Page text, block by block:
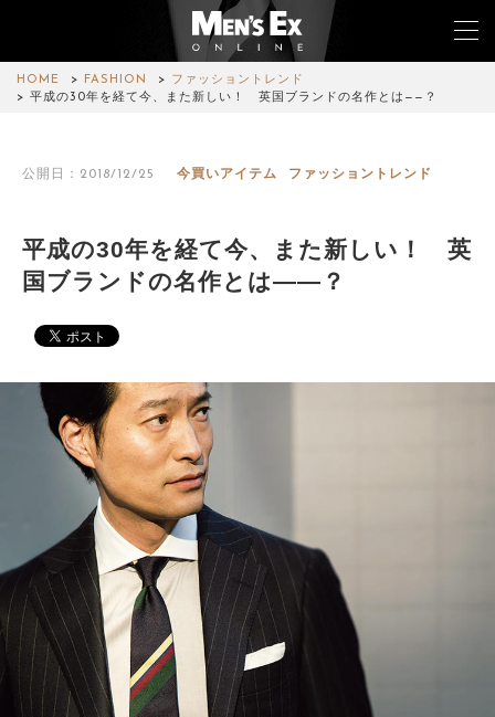
HOME FASHION
ファッショントレンド
平成の30年を経て今、また新しい！ 英国ブランドの名作とは——？
公開日：2018/12/25 今買いアイテム ファッショントレンド
平成の30年を経て今、また新しい！ 英
国ブランドの名作とは——？
WATCH
CAR&BIKE
LIFESTYLE
COLUMN
MAGAZINE
ABOUT SITE
サイトマップ